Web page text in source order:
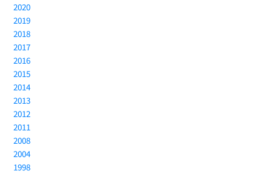
2020
2019
2018
2017
2016
2015
2014
2013
2012
2011
2008
2004
1998